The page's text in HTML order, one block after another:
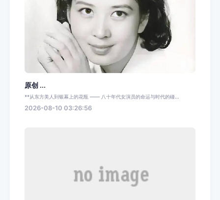
原创 ...
**从东方美人到银幕上的花瓶 —— 八十年代女演员的命运与时代的碰...
2026-08-10 03:26:56